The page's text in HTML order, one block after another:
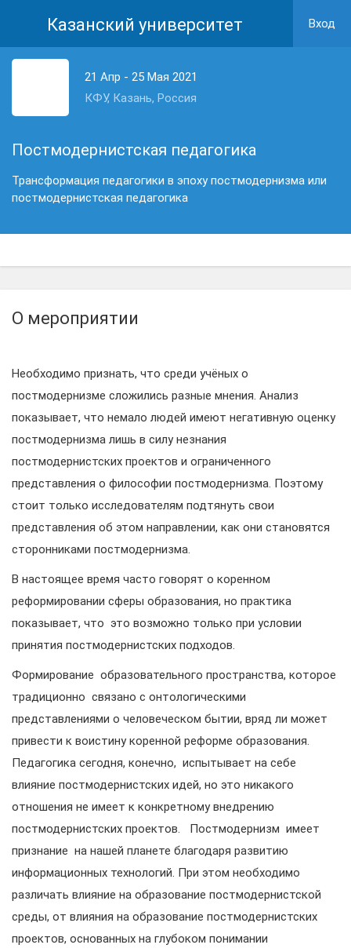
Казанский университет Вход
21 Апр - 25 Мая 2021
КФУ, Казань, Россия
Постмодернистская педагогика
Трансформация педагогики в эпоху постмодернизма или
постмодернистская педагогика
О мероприятии
Необходимо признать, что среди учёных о
постмодернизме сложились разные мнения. Анализ
показывает, что немало людей имеют негативную оценку
постмодернизма лишь в силу незнания
постмодернистских проектов и ограниченного
представления о философии постмодернизма. Поэтому
стоит только исследователям подтянуть свои
представления об этом направлении, как они становятся
сторонниками постмодернизма.
В настоящее время часто говорят о коренном
реформировании сферы образования, но практика
показывает, что это возможно только при условии
принятия постмодернистских подходов.
Формирование образовательного пространства, которое
традиционно связано с онтологическими
представлениями о человеческом бытии, вряд ли может
привести к воистину коренной реформе образования.
Педагогика сегодня, конечно, испытывает на себе
влияние постмодернистских идей, но это никакого
отношения не имеет к конкретному внедрению
постмодернистских проектов. Постмодернизм имеет
признание на нашей планете благодаря развитию
информационных технологий. При этом необходимо
различать влияние на образование постмодернистской
среды, от влияния на образование постмодернистских
проектов, основанных на глубоком понимании